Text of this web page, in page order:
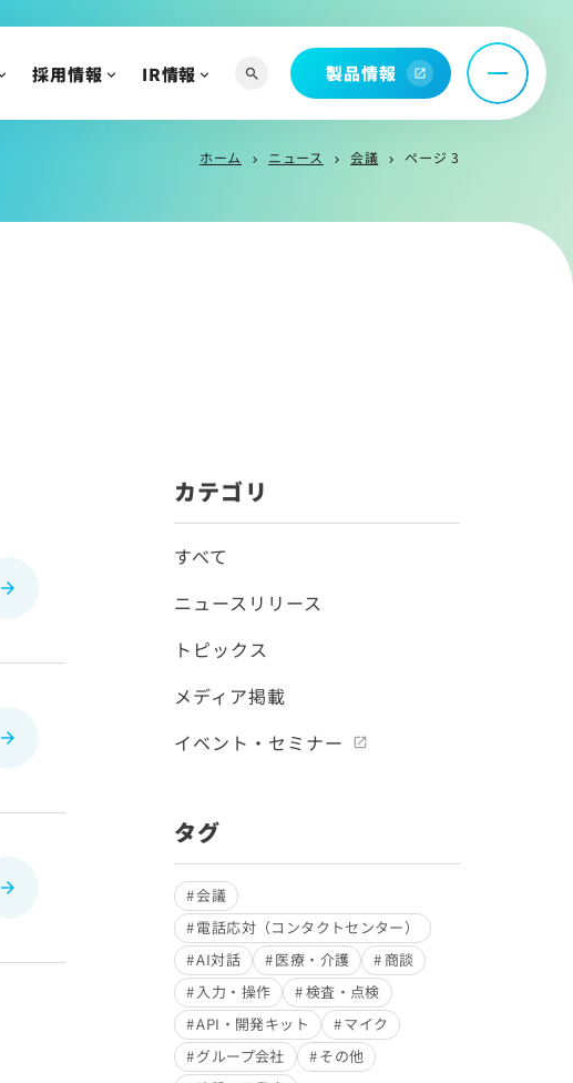
採用情報 IR情報 search 製品情報 open_in_new
ホーム chevron_right ニュース chevron_right 会議 chevron_right ページ 3
カテゴリ
すべて
ニュースリリース
トピックス
メディア掲載
イベント・セミナー
タグ
会議
電話応対（コンタクトセンター）
AI対話
医療・介護
商談
入力・操作
検査・点検
API・開発キット
マイク
グループ会社
その他